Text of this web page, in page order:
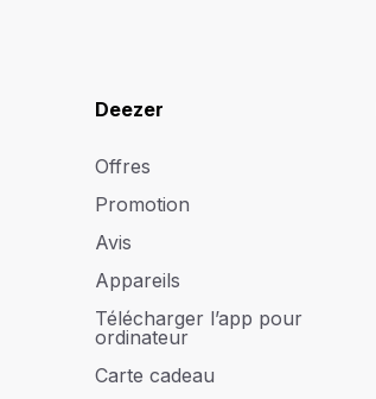
Deezer
Offres
Promotion
Avis
Appareils
Télécharger l’app pour
ordinateur
Carte cadeau